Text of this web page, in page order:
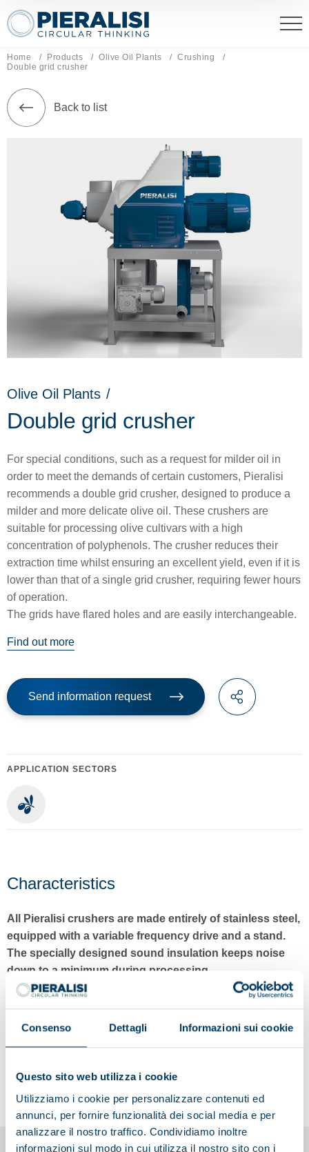
Consenso Dettagli Informazioni sui cookie
Questo sito web utilizza i cookie
Utilizziamo i cookie per personalizzare contenuti ed
annunci, per fornire funzionalità dei social media e per
analizzare il nostro traffico. Condividiamo inoltre
informazioni sul modo in cui utilizza il nostro sito con i
Pieralisi Maip Spa
Home Products Olive Oil Plants
Crushing
Current page:
Double grid crusher
Back to list
Olive Oil Plants /
Double grid crusher
For special conditions, such as a request for milder oil in
order to meet the demands of certain customers, Pieralisi
recommends a double grid crusher, designed to produce a
milder and more delicate olive oil. These crushers are
suitable for processing olive cultivars with a high
concentration of polyphenols. The crusher reduces their
extraction time whilst ensuring an excellent yield, even if it is
lower than that of a single grid crusher, requiring fewer hours
of operation.
The grids have flared holes and are easily interchangeable.
Find out more
Send information request
APPLICATION SECTORS
Characteristics
All Pieralisi crushers are made entirely of stainless steel,
equipped with a variable frequency drive and a stand.
The specially designed sound insulation keeps noise
down to a minimum during processing.